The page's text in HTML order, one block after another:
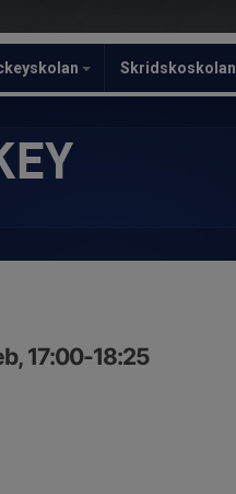
Skridskoskolan
17:00-18:25